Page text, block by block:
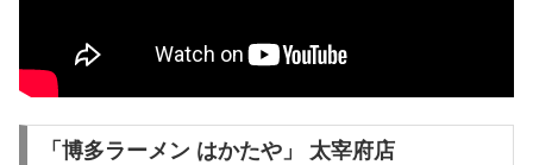
「博多ラーメン はかたや」 太宰府店